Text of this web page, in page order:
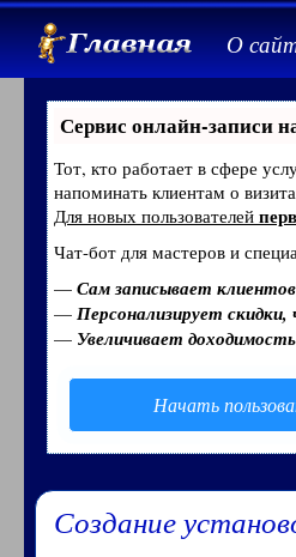
О
Сервис онлайн-записи
Тот, кто работает в сфере
напоминать клиентам о
Для новых пользователей
Чат-бот для мастеров и
— Сам записывает
— Персонализирует
— Увеличивает
Начать
Создание